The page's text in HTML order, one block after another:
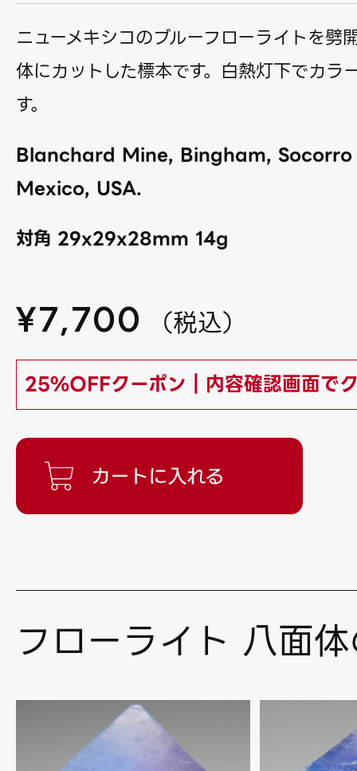
ニューメキシコのブルーフローライトを劈
体にカットした標本です。白熱灯下でカラ
す。
Blanchard Mine, Bingham,
Mexico, USA.
対角 29x29x28mm 14g
¥7,700 （税込）
25%OFFクーポン｜内容確認画面で
フローライト 八面